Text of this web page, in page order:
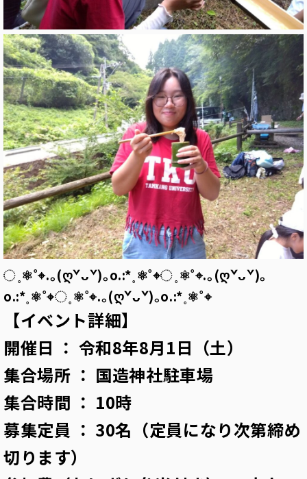
◌˳⚛˚⌖.｡‎(ღˇᴗˇ)｡o.:*˳⚛˚⌖◌˳⚛˚⌖.｡‎(ღˇᴗˇ)｡
o.:*˳⚛˚⌖◌˳⚛˚⌖.｡‎(ღˇᴗˇ)｡o.:*˳⚛˚⌖
【イベント詳細】
開催日 ： 令和8年8月1日（土）
集合場所 ： 国造神社駐車場
集合時間 ： 10時
募集定員 ： 30名（定員になり次第締め
切ります）